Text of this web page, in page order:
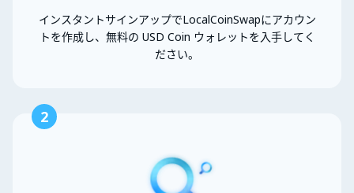
インスタントサインアップでLocalCoinSwapにアカウン
トを作成し、無料の USD Coin ウォレットを入手してく
ださい。
2